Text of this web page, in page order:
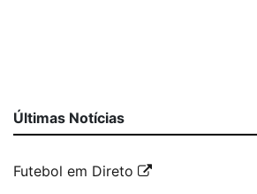
Últimas Notícias
Futebol em Direto